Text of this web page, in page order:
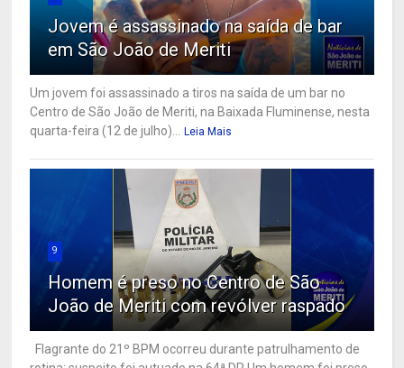
Jovem é assassinado na saída de bar
em São João de Meriti
Um jovem foi assassinado a tiros na saída de um bar no
Centro de São João de Meriti, na Baixada Fluminense, nesta
quarta-feira (12 de julho)... Leia Mais
9
Homem é preso no Centro de São
João de Meriti com revólver raspado
Flagrante do 21º BPM ocorreu durante patrulhamento de